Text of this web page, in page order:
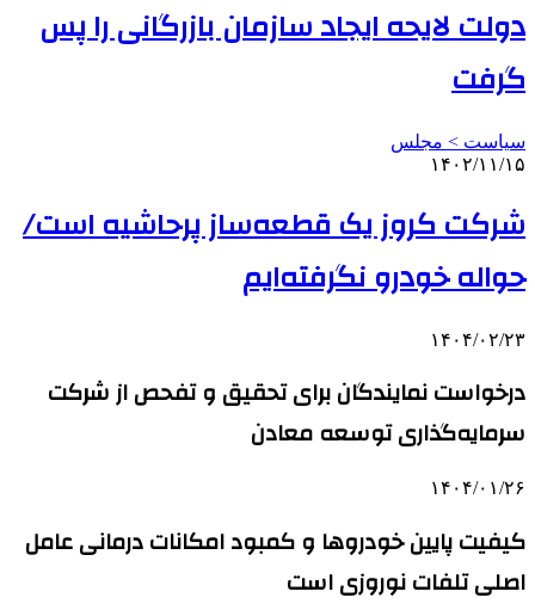
دولت لایحه ایجاد سازمان بازرگانی را پس
گرفت
سیاست > مجلس
۱۴۰۲/۱۱/۱۵
شرکت کروز یک قطعه‌ساز پرحاشیه است/
حواله خودرو نگرفته‌ایم
۱۴۰۴/۰۲/۲۳
درخواست نمایندگان برای تحقیق و تفحص از شرکت
سرمایه‌گذاری توسعه معادن
۱۴۰۴/۰۱/۲۶
کیفیت پایین خودروها و کمبود امکانات درمانی عامل
اصلی تلفات نوروزی است